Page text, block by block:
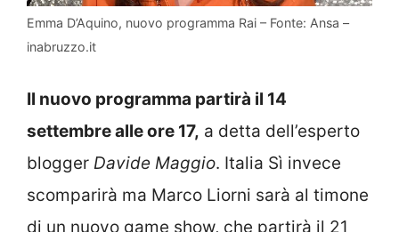
Emma D’Aquino, nuovo programma Rai – Fonte: Ansa –
inabruzzo.it
Il nuovo programma partirà il 14
settembre alle ore 17, a detta dell’esperto
blogger Davide Maggio. Italia Sì invece
scomparirà ma Marco Liorni sarà al timone
di un nuovo game show, che partirà il 21